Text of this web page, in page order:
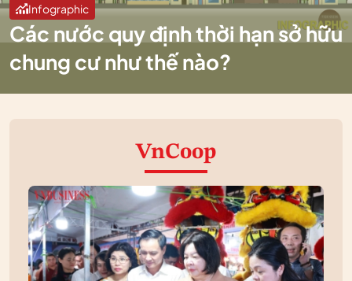
Infographic
Các nước quy định thời hạn sở hữu
chung cư như thế nào?
VnCoop